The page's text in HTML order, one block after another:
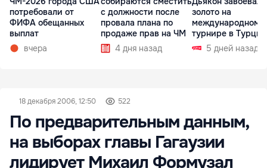
потребовали от
ФИФА обещанных
выплат
вчера
с должности после
провала плана по
продаже прав на ЧМ
4 дня назад
золото на
международном
турнире в Турции
5 дней назад
18 декабря 2006, 12:50 522
По предварительным данным,
на выборах главы Гагаузии
лидирует Михаил Формузал